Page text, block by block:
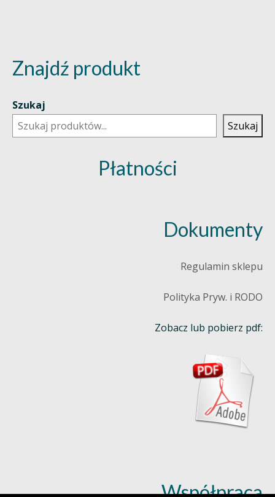
Znajdź produkt
Szukaj
Szukaj
Płatności
Dokumenty
Regulamin sklepu
Polityka Pryw. i RODO
Zobacz lub pobierz pdf:
Współpraca